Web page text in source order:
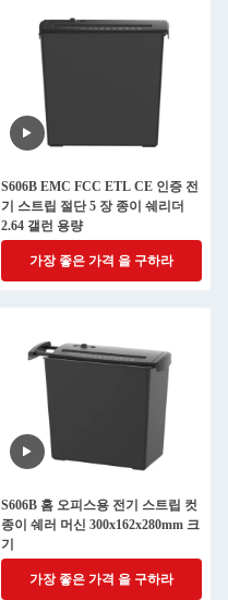
S606B EMC FCC ETL CE 인증 전
기 스트립 절단 5 장 종이 쉐리더
2.64 갤런 용량
가장 좋은 가격 을 구하라
S606B 홈 오피스용 전기 스트립 컷
종이 쉐러 머신 300x162x280mm 크
기
가장 좋은 가격 을 구하라